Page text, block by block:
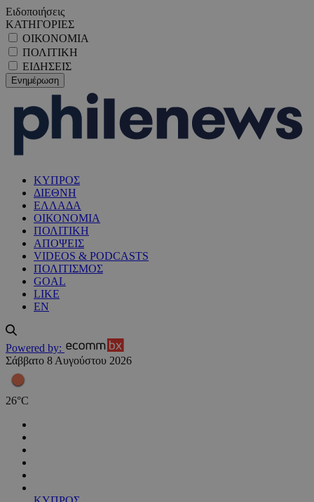
Ειδοποιήσεις
ΚΑΤΗΓΟΡΙΕΣ
ΟΙΚΟΝΟΜΙΑ
ΠΟΛΙΤΙΚΗ
ΕΙΔΗΣΕΙΣ
ΚΥΠΡΟΣ
ΔΙΕΘΝΗ
ΕΛΛΑΔΑ
ΟΙΚΟΝΟΜΙΑ
ΠΟΛΙΤΙΚΗ
ΑΠΟΨΕΙΣ
VIDEOS & PODCASTS
ΠΟΛΙΤΙΣΜΟΣ
GOAL
LIKE
EN
Powered by:
Σάββατο 8 Αυγούστου 2026
26°C